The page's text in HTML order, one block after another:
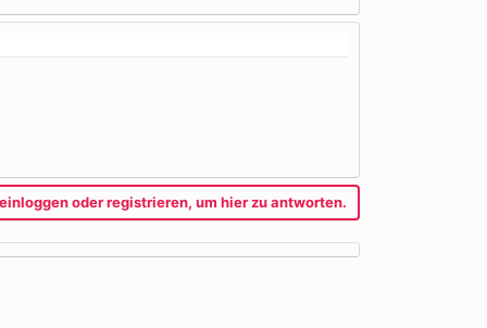
oder registrieren, um hier zu antworten.